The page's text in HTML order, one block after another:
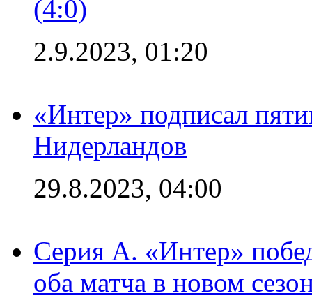
(4:0)
2.9.2023, 01:20
«Интер» подписал
Нидерландов
29.8.2023, 04:00
Серия А. «Интер»
оба матча в новом